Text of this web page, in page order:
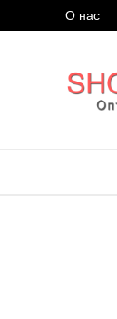
О нас